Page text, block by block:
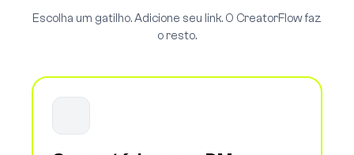
Escolha um gatilho. Adicione seu link. O CreatorFlow faz
o resto.